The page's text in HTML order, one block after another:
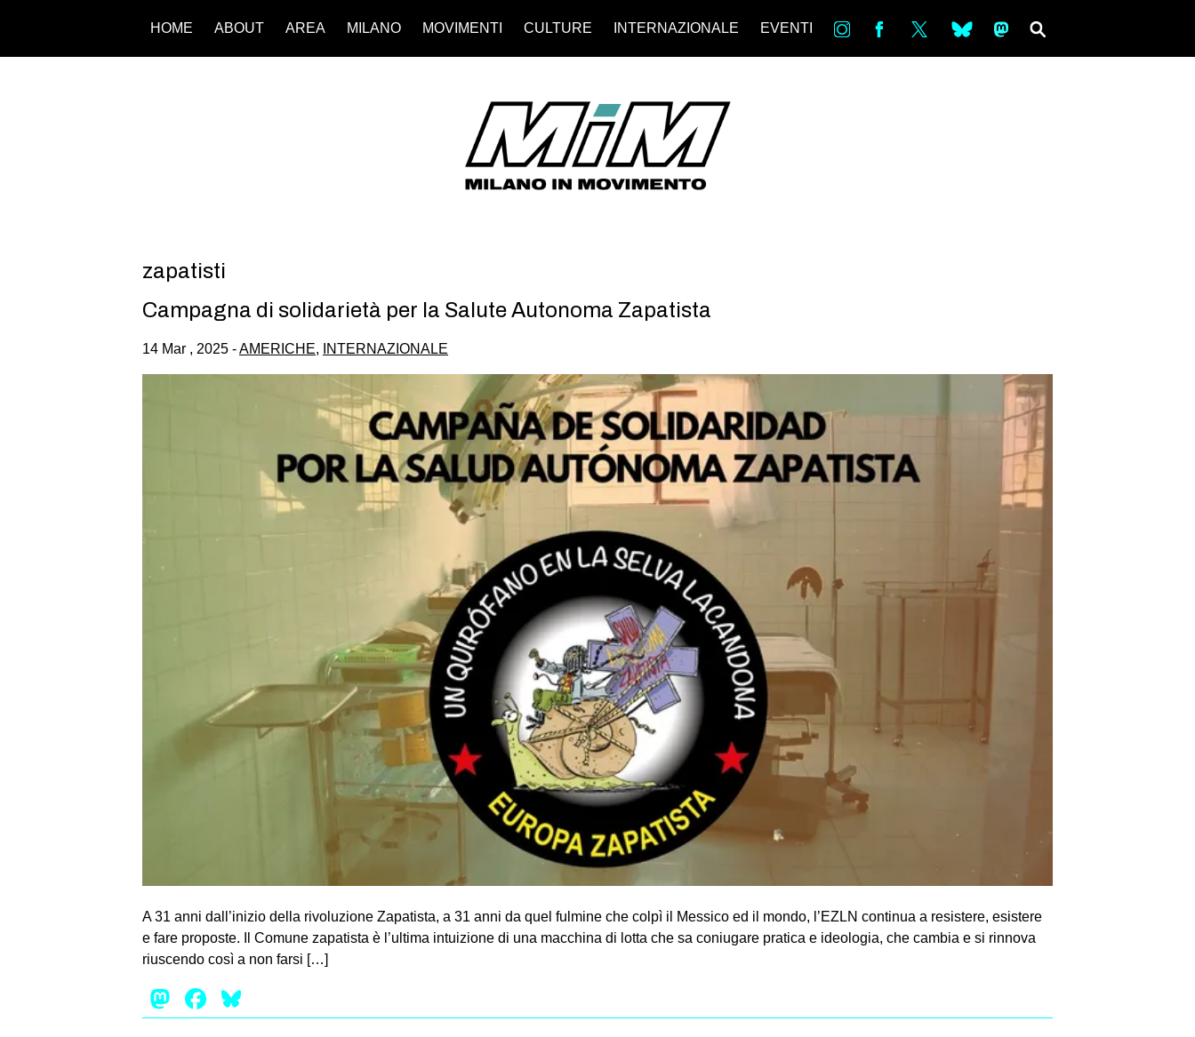
HOME ABOUT AREA MILANO MOVIMENTI CULTURE INTERNAZIONALE EVENTI in bsky ms
zapatisti
Campagna di solidarietà per la Salute Autonoma Zapatista
14 Mar , 2025 -AMERICHE, INTERNAZIONALE
A 31 anni dall’inizio della rivoluzione Zapatista, a 31 anni da quel fulmine che colpì il Messico ed il mondo, l’EZLN continua a resistere, esistere
e fare proposte. Il Comune zapatista è l’ultima intuizione di una macchina di lotta che sa coniugare pratica e ideologia, che cambia e si rinnova
riuscendo così a non farsi […]
Mastodon
Facebook